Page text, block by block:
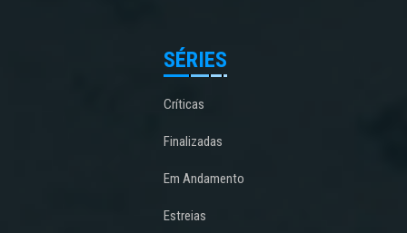
SÉRIES
Críticas
Finalizadas
Em Andamento
Estreias